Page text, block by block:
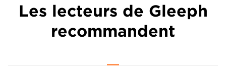
Les lecteurs de Gleeph
recommandent